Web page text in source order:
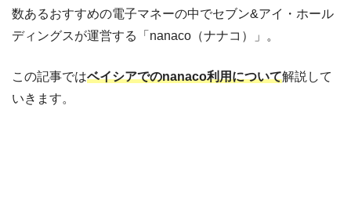
数あるおすすめの電子マネーの中でセブン&アイ・ホール
ディングスが運営する「nanaco（ナナコ）」。
この記事ではベイシアでのnanaco利用について解説して
いきます。